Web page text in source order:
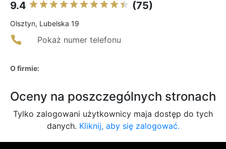
9.4 (75)
Olsztyn, Lubelska 19
Pokaż numer telefonu
O firmie:
Oceny na poszczególnych stronach
Tylko zalogowani użytkownicy maja dostęp do tych
danych. Kliknij, aby się zalogować.